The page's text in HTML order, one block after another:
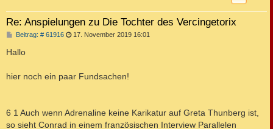
Re: Anspielungen zu Die Tochter des Vercingetorix
Beitrag: # 61916B
g
17. November 2019 16:01
Hallo
hier noch ein paar Fundsachen!
6 1 Auch wenn Adrenaline keine Karikatur auf Greta Thunberg ist,
so sieht Conrad in einem französischen Interview Parallelen